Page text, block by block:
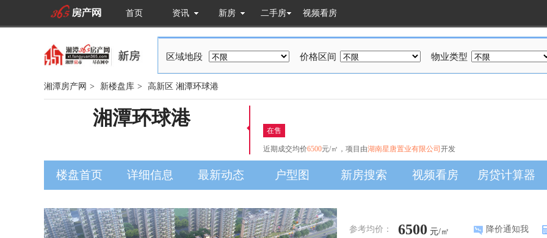
首页 资讯 新房 二手房 视频看房
区域地段 价格区间 物业类型
湘潭房产网 > 新楼盘库 > 高新区 湘潭环球港
湘潭环球港
在售
近期成交均价6500元/㎡，项目由湖南星唐置业有限公司 开发
楼盘首页 详细信息 最新动态 户型图 新房搜索 视频看房 房贷计算器
参考均价： 6500 元/㎡ 降价通知我